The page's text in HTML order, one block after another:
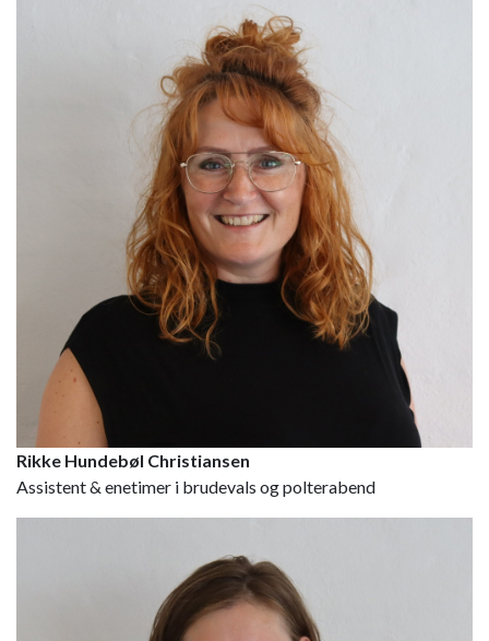
Rikke Hundebøl Christiansen
Assistent & enetimer i brudevals og polterabend